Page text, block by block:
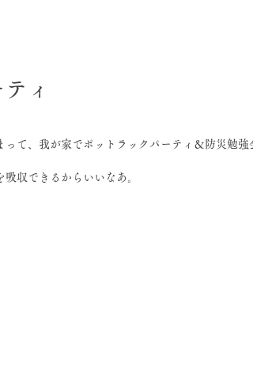
ィ
って、我が家でポットラックパーティ＆防災勉強
収できるからいいなあ。